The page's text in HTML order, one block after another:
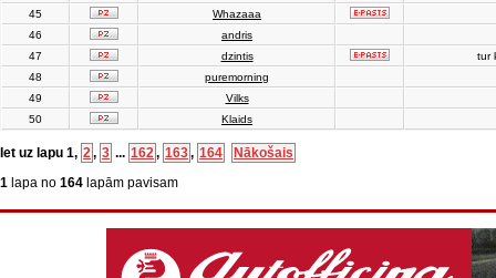
45
Whazaaa
46
andris
47
dzintis
tur
48
puremorning
49
Vilks
50
Klaids
Iet uz lapu 1, 2, 3 ... 162, 163, 164
Nākošais
1 lapa no 164 lapām pavisam